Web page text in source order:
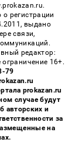
регистрации
выдано
связи,
редактор:
16+.
79
prokazan.ru
случае будут
авторских и
за
на